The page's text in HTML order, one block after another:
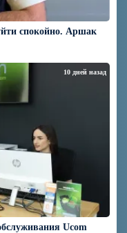
спокойно. Аршак
Ucom
10 дней назад